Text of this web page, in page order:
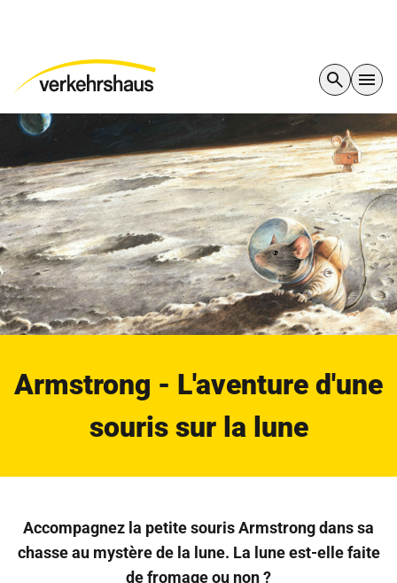
Armstrong - L'aventure d'une
souris sur la lune
Accompagnez la petite souris Armstrong dans sa
chasse au mystère de la lune. La lune est-elle faite
de fromage ou non ?